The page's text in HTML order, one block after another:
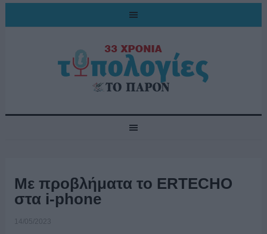
Με προβλήματα το ERTECHO
στα i-phone
14/05/2023